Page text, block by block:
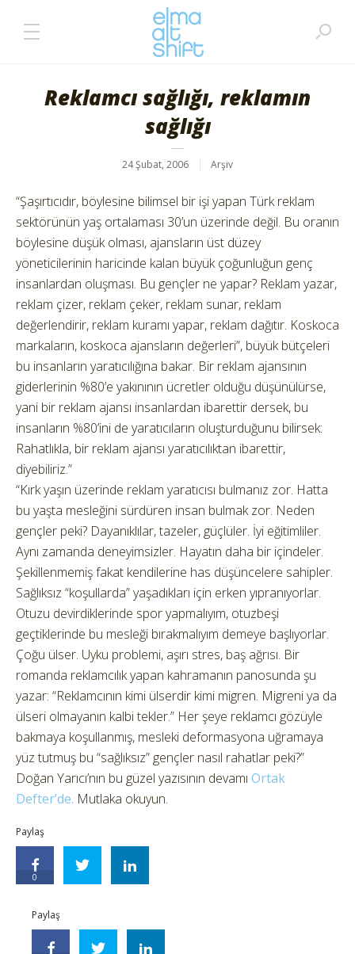
Reklamcı sağlığı, reklamın
sağlığı
24 Şubat, 2006 Arşiv
“Şaşırtıcıdır, böylesine bilimsel bir işi yapan Türk reklam
sektörünün yaş ortalaması 30’un üzerinde değil. Bu oranın
böylesine düşük olması, ajansların üst düzey
yöneticilerinin haricinde kalan büyük çoğunluğun genç
insanlardan oluşması. Bu gençler ne yapar? Reklam yazar,
reklam çizer, reklam çeker, reklam sunar, reklam
değerlendirir, reklam kuramı yapar, reklam dağıtır. Koskoca
markaların, koskoca ajansların değerleri”, büyük bütçeleri
bu insanların yaratıcılığına bakar. Bir reklam ajansının
giderlerinin %80’e yakınının ücretler olduğu düşünülürse,
yani bir reklam ajansı insanlardan ibarettir dersek, bu
insanların %80’ini de yaratıcıların oluşturduğunu bilirsek:
Rahatlıkla, bir reklam ajansı yaratıcılıktan ibarettir,
diyebiliriz.”
“Kırk yaşın üzerinde reklam yaratıcısı bulmanız zor. Hatta
bu yaşta mesleğini sürdüren insan bulmak zor. Neden
gençler peki? Dayanıklılar, tazeler, güçlüler. İyi eğitimliler.
Aynı zamanda deneyimsizler. Hayatın daha bir içindeler.
Şekillenmemiş fakat kendilerine has düşüncelere sahipler.
Sağlıksız “koşullarda” yaşadıkları için erken yıpranıyorlar.
Otuzu devirdiklerinde spor yapmalıyım, otuzbeşi
geçtiklerinde bu mesleği bırakmalıyım demeye başlıyorlar.
Çoğu ülser. Uyku problemi, aşırı stres, baş ağrısı. Bir
romanda reklamcılık yapan kahramanın panosunda şu
yazar: “Reklamcının kimi ülserdir kimi migren. Migreni ya da
ülseri olmayanın kalbi tekler.” Her şeye reklamcı gözüyle
bakmaya koşullanmış, mesleki deformasyona uğramaya
yüz tutmuş bu “sağlıksız” gençler nasıl rahatlar peki?”
Doğan Yarıcı’nın bu güzel yazısının devamı Ortak
Defter’de. Mutlaka okuyun.
Paylaş
0
Paylaş